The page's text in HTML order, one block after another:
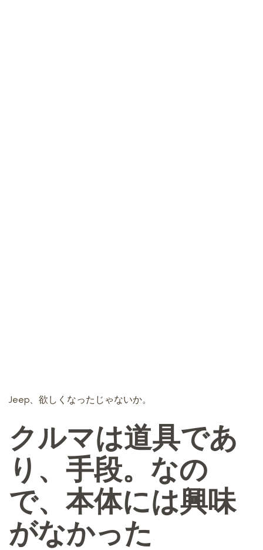
Jeep、欲しくなったじゃないか。
クルマは道具であ
り、手段。なの
で、本体には興味
がなかった